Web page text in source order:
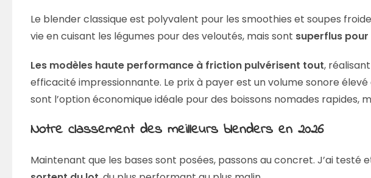
Le blender classique est polyvalent pour les smoothies et soupes
vie en cuisant les légumes pour des veloutés, mais sont superflus
Les modèles haute performance à friction pulvérisent tout,
efficacité impressionnante. Le prix à payer est un volume sonore élevé
sont l’option économique idéale pour des boissons nomades rapides,
Notre classement des meilleurs blenders en 2026
Maintenant que les bases sont posées, passons au concret. J’ai testé